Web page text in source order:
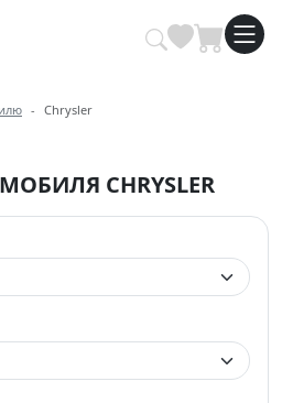
шины
Chrysler
CHRYSLER